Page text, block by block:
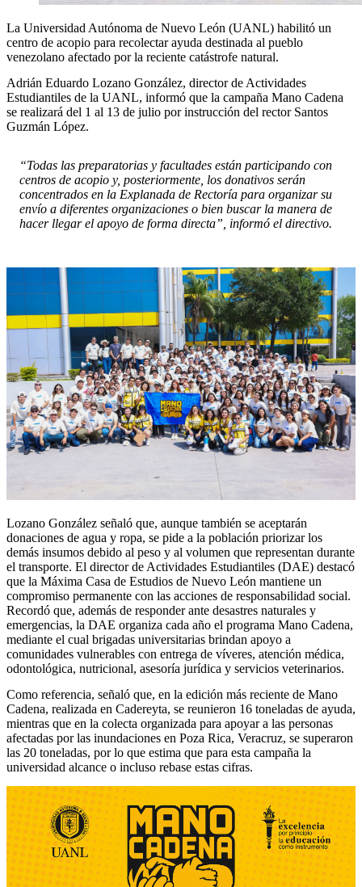
La Universidad Autónoma de Nuevo León (UANL) habilitó un
centro de acopio para recolectar ayuda destinada al pueblo
venezolano afectado por la reciente catástrofe natural.
Adrián Eduardo Lozano González, director de Actividades
Estudiantiles de la UANL, informó que la campaña Mano Cadena
se realizará del 1 al 13 de julio por instrucción del rector Santos
Guzmán López.
“Todas las preparatorias y facultades están participando con
centros de acopio y, posteriormente, los donativos serán
concentrados en la Explanada de Rectoría para organizar su
envío a diferentes organizaciones o bien buscar la manera de
hacer llegar el apoyo de forma directa”, informó el directivo.
Lozano González señaló que, aunque también se aceptarán
donaciones de agua y ropa, se pide a la población priorizar los
demás insumos debido al peso y al volumen que representan durante
el transporte. El director de Actividades Estudiantiles (DAE) destacó
que la Máxima Casa de Estudios de Nuevo León mantiene un
compromiso permanente con las acciones de responsabilidad social.
Recordó que, además de responder ante desastres naturales y
emergencias, la DAE organiza cada año el programa Mano Cadena,
mediante el cual brigadas universitarias brindan apoyo a
comunidades vulnerables con entrega de víveres, atención médica,
odontológica, nutricional, asesoría jurídica y servicios veterinarios.
Como referencia, señaló que, en la edición más reciente de Mano
Cadena, realizada en Cadereyta, se reunieron 16 toneladas de ayuda,
mientras que en la colecta organizada para apoyar a las personas
afectadas por las inundaciones en Poza Rica, Veracruz, se superaron
las 20 toneladas, por lo que estima que para esta campaña la
universidad alcance o incluso rebase estas cifras.